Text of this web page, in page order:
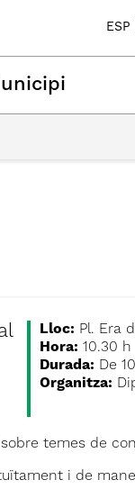
ESP
Lloc: Pl. Era
Hora: 10.30 h
Durada: De
Organitza:
temes de
i de